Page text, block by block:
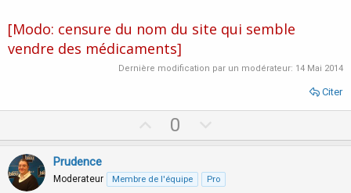
[Modo: censure du nom du site qui semble
vendre des médicaments]
Dernière modification par un modérateur: 14 Mai 2014
Citer
p
o
0
o
n
Prudence
Moderateur Membre de l'équipe Pro